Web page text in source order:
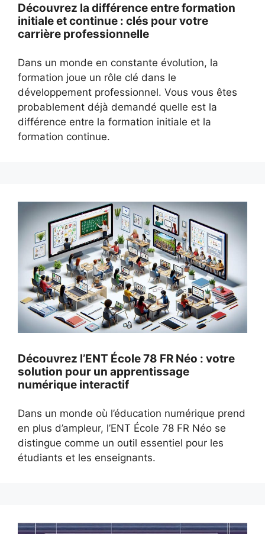
Découvrez la différence entre formation
initiale et continue : clés pour votre
carrière professionnelle
Dans un monde en constante évolution, la
formation joue un rôle clé dans le
développement professionnel. Vous vous êtes
probablement déjà demandé quelle est la
différence entre la formation initiale et la
formation continue.
Découvrez l’ENT École 78 FR Néo : votre
solution pour un apprentissage
numérique interactif
Dans un monde où l’éducation numérique prend
en plus d’ampleur, l’ENT École 78 FR Néo se
distingue comme un outil essentiel pour les
étudiants et les enseignants.